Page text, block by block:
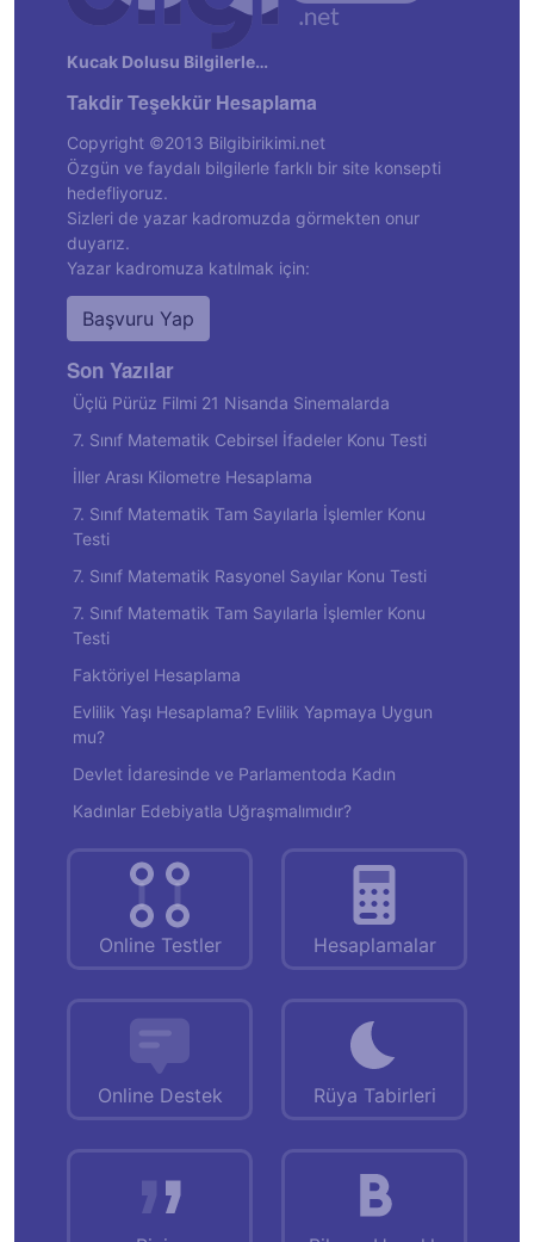
Kucak Dolusu Bilgilerle…
Takdir Teşekkür Hesaplama
Copyright ©2013 Bilgibirikimi.net
Özgün ve faydalı bilgilerle farklı bir site konsepti
hedefliyoruz.
Sizleri de yazar kadromuzda görmekten onur
duyarız.
Yazar kadromuza katılmak için:
Başvuru Yap
Son Yazılar
Üçlü Pürüz Filmi 21 Nisanda Sinemalarda
7. Sınıf Matematik Cebirsel İfadeler Konu Testi
İller Arası Kilometre Hesaplama
7. Sınıf Matematik Tam Sayılarla İşlemler Konu
Testi
7. Sınıf Matematik Rasyonel Sayılar Konu Testi
7. Sınıf Matematik Tam Sayılarla İşlemler Konu
Testi
Faktöriyel Hesaplama
Evlilik Yaşı Hesaplama? Evlilik Yapmaya Uygun
mu?
Devlet İdaresinde ve Parlamentoda Kadın
Kadınlar Edebiyatla Uğraşmalımıdır?
Online Testler Hesaplamalar
Online Destek Rüya Tabirleri